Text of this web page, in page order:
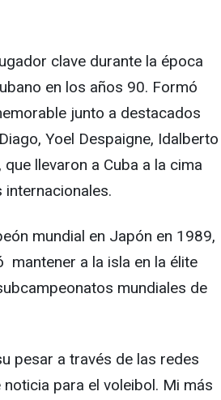
clave durante la época
en los años 90. Formó
junto a destacados
Yoel Despaigne, Idalberto
llevaron a Cuba a la cima
mundial en Japón en 1989,
mantener a la isla en la élite
mundiales de
pesar a través de las redes
noticia para el voleibol. Mi más